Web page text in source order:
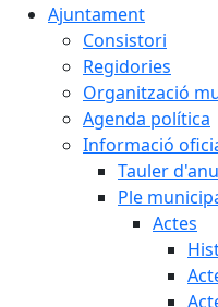
Ajuntament
Consistori
Regidories
Organització
Agenda política
Informació
Tauler
Ple
Actes